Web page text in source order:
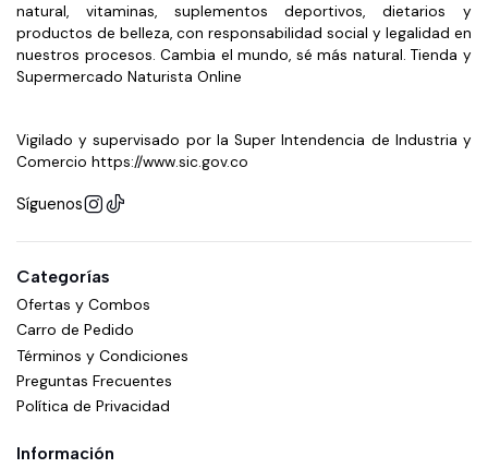
natural, vitaminas, suplementos deportivos, dietarios y
productos de belleza, con responsabilidad social y legalidad en
nuestros procesos. Cambia el mundo, sé más natural. Tienda y
Supermercado Naturista Online
Vigilado y supervisado por la Super Intendencia de Industria y
Comercio https://www.sic.gov.co
Síguenos
Categorías
Ofertas y Combos
Carro de Pedido
Términos y Condiciones
Preguntas Frecuentes
Política de Privacidad
Información